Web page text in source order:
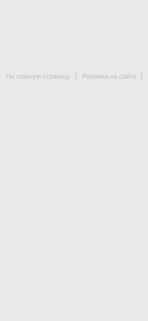
На главную страницу Реклама на сайте